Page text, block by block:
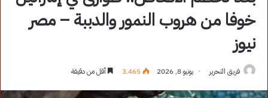
خوفا من هروب النمور والدببة – مصر
نيوز
فريق التحرير يونيو 8, 2026 3٬465 أقل من دقيقة